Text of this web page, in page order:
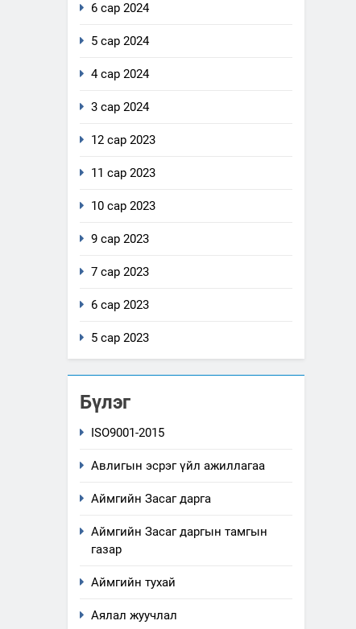
6 сар 2024
5 сар 2024
4 сар 2024
3 сар 2024
12 сар 2023
11 сар 2023
10 сар 2023
9 сар 2023
7 сар 2023
6 сар 2023
5 сар 2023
Бүлэг
ISO9001-2015
Авлигын эсрэг үйл ажиллагаа
Аймгийн Засаг дарга
Аймгийн Засаг даргын тамгын
газар
Аймгийн тухай
Аялал жуучлал